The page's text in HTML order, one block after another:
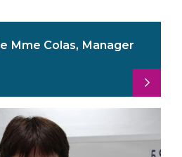
Mme Colas, Manager